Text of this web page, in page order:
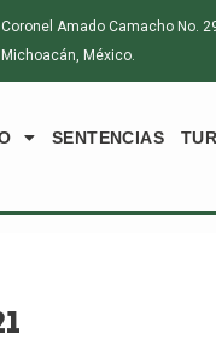
Coronel Amado Camacho No.
Michoacán, México.
SENTENCIAS